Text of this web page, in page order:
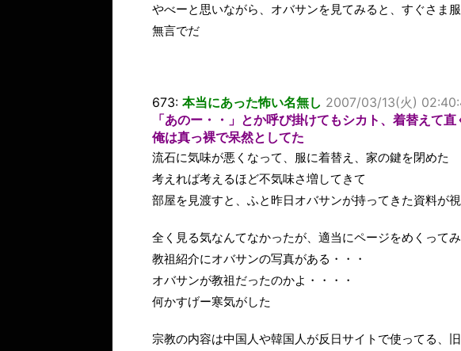
やべーと思いながら、オバサンを見てみると、すぐさま
無言でだ
673: 本当にあった怖い名無し 2007/03/13(火)
「あのー・・」とか呼び掛けてもシカト、着替えて
俺は真っ裸で呆然としてた
流石に気味が悪くなって、服に着替え、家の鍵を閉めた
考えれば考えるほど不気味さ増してきて
部屋を見渡すと、ふと昨日オバサンが持ってきた資料が
全く見る気なんてなかったが、適当にページをめくって
教祖紹介にオバサンの写真がある・・・
オバサンが教祖だったのかよ・・・・
何かすげー寒気がした
宗教の内容は中国人や韓国人が反日サイトで使ってる、